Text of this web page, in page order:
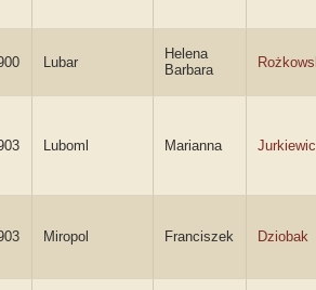
Lubar
Helena
Barbara
Luboml Marianna
Miropol Franciszek Dziobak